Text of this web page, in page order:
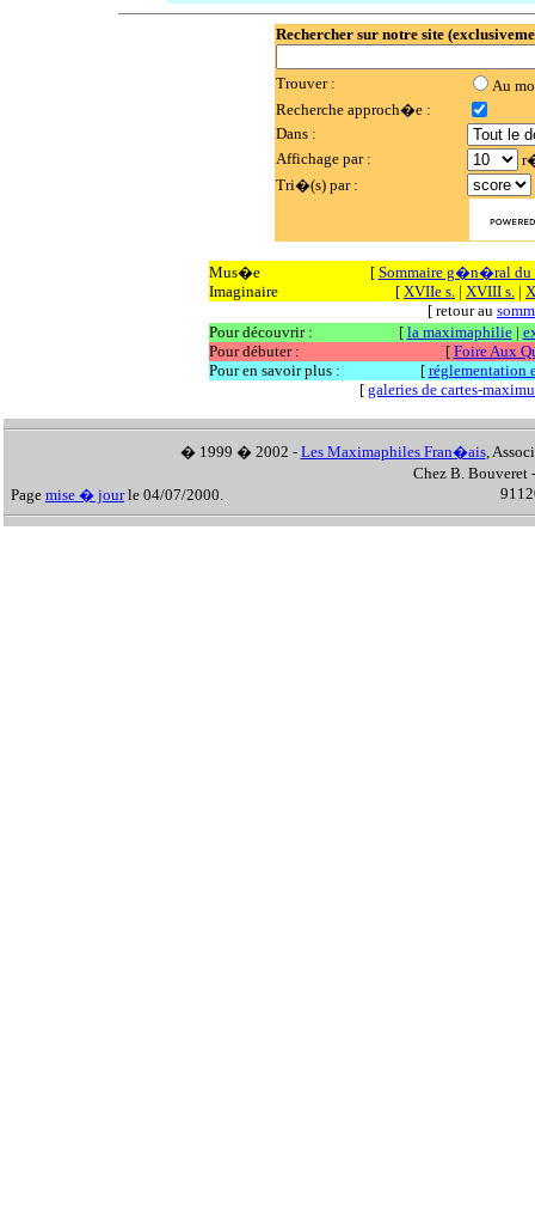
Rechercher sur notre site
Trouver :
Au
Recherche approch�e :
Dans :
Affichage par :
Tri�(s) par :
Mus�e [ Sommaire g�n�ral
Imaginaire
[ XVIIe s. | XVIII s. |
[ retour au
Pour découvrir :
[ la maximaphilie|
Pour débuter :
[ Foire Aux
Pour en savoir plus :
[ réglementation
[ galeries de cartes-
� 1999 � 2002 - Les Maximaphiles Fran�ais,
Chez B. Bouveret
Page mise � jourle 04/07/2000.